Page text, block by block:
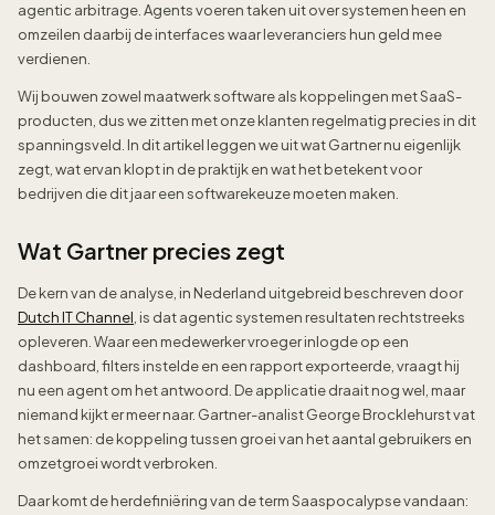
agentic arbitrage. Agents voeren taken uit over systemen heen en
omzeilen daarbij de interfaces waar leveranciers hun geld mee
verdienen.
Wij bouwen zowel maatwerk software als koppelingen met SaaS-
producten, dus we zitten met onze klanten regelmatig precies in dit
spanningsveld. In dit artikel leggen we uit wat Gartner nu eigenlijk
zegt, wat ervan klopt in de praktijk en wat het betekent voor
bedrijven die dit jaar een softwarekeuze moeten maken.
Wat Gartner precies zegt
De kern van de analyse, in Nederland uitgebreid beschreven door
Dutch IT Channel , is dat agentic systemen resultaten rechtstreeks
opleveren. Waar een medewerker vroeger inlogde op een
dashboard, filters instelde en een rapport exporteerde, vraagt hij
nu een agent om het antwoord. De applicatie draait nog wel, maar
niemand kijkt er meer naar. Gartner-analist George Brocklehurst vat
het samen: de koppeling tussen groei van het aantal gebruikers en
omzetgroei wordt verbroken.
Daar komt de herdefiniëring van de term Saaspocalypse vandaan: